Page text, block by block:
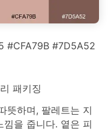
#CFA79B #7D5A52
패키징
뜻하며, 팔레트는 지
을 줍니다. 옅은 피